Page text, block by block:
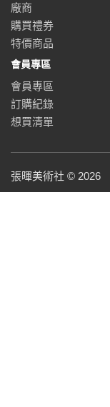
廠商
購買禮券
特價商品
會員專區
會員專區
訂購紀錄
想買清單
張暉美術社 © 2026